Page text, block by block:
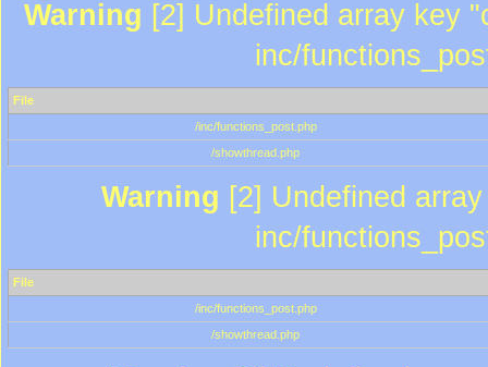
Warning [2] Undefined array key
inc/
File
/inc/functions_post.php
/showthread.php
Warning [2] Undefined
inc/
File
/inc/functions_post.php
/showthread.php